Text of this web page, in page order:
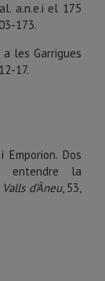
a.n.e.i el 175
173.
a les Garrigues
17.
Emporion. Dos
entendre la
d’Àneu, 53,